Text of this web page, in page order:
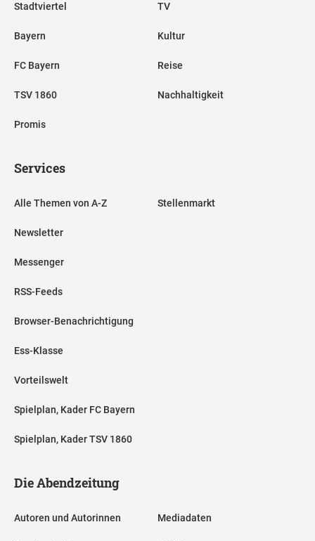
Stadtviertel
Bayern
FC Bayern
TSV 1860
Promis
TV
Kultur
Reise
Nachhaltigkeit
Services
Alle Themen von A-Z
Newsletter
Messenger
RSS-Feeds
Browser-Benachrichtigung
Ess-Klasse
Vorteilswelt
Spielplan, Kader FC Bayern
Spielplan, Kader TSV 1860
Stellenmarkt
Die Abendzeitung
Autoren und Autorinnen Mediadaten